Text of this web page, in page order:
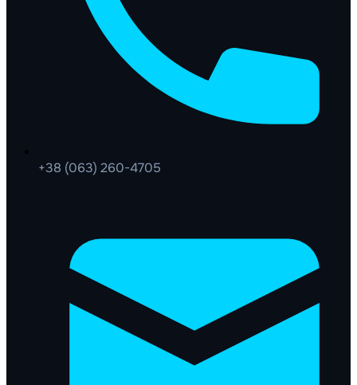
+38 (063) 260-4705